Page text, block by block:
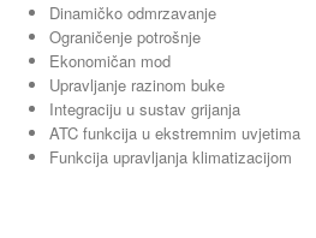
Dinamičko odmrzavanje
Ograničenje potrošnje
Ekonomičan mod
Upravljanje razinom buke
Integraciju u sustav grijanja
ATC funkcija u ekstremnim uvjetima
Funkcija upravljanja klimatizacijom